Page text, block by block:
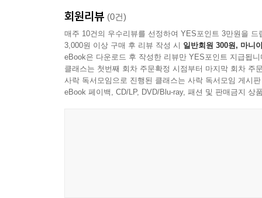
회원리뷰 (0건)
매주 10건의 우수리뷰를 선정하여 YES포인트 3만원을 드
3,000원 이상 구매 후 리뷰 작성 시 일반회원 300원, 마니
eBook은 다운로드 후 작성한 리뷰만 YES포인트 지급됩니
클래스는 첫번째 회차 주문확정 시점부터 마지막 회차 주
사락 독서모임으로 진행된 클래스는 사락 독서모임 게시
eBook 페이백, CD/LP, DVD/Blu-ray, 패션 및 판매금지 상